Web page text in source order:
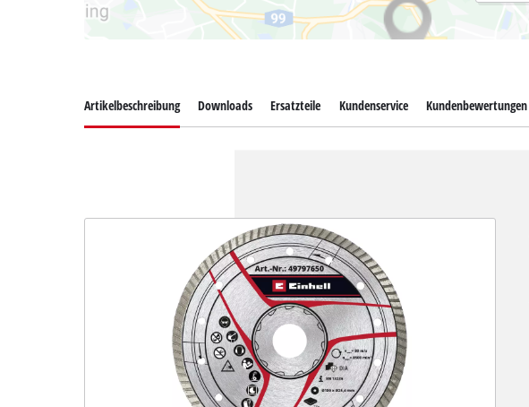
Artikelbeschreibung Downloads Ersatzteile Kundenservice Kundenbewertungen